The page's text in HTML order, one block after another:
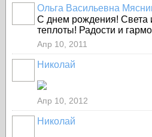
Ольга Васильевна
С днем рождения! Света
теплоты! Радости и
Апр 10, 2011
Николай
Апр 10, 2012
Николай